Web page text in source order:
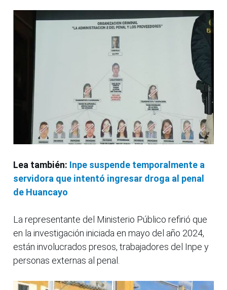
Lea también: Inpe suspende temporalmente a
servidora que intentó ingresar droga al penal
de Huancayo
La representante del Ministerio Público refirió que
en la investigación iniciada en mayo del año 2024,
están involucrados presos, trabajadores del Inpe y
personas externas al penal.